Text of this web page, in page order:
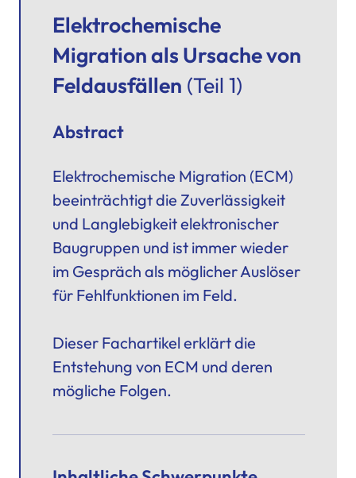
Elektrochemische
Migration als Ursache von
Feldausfällen (Teil 1)
Abstract
Elektrochemische Migration (ECM)
beeinträchtigt die Zuverlässigkeit
und Langlebigkeit elektronischer
Baugruppen und ist immer wieder
im Gespräch als möglicher Auslöser
für Fehlfunktionen im Feld.
Dieser Fachartikel erklärt die
Entstehung von ECM und deren
mögliche Folgen.